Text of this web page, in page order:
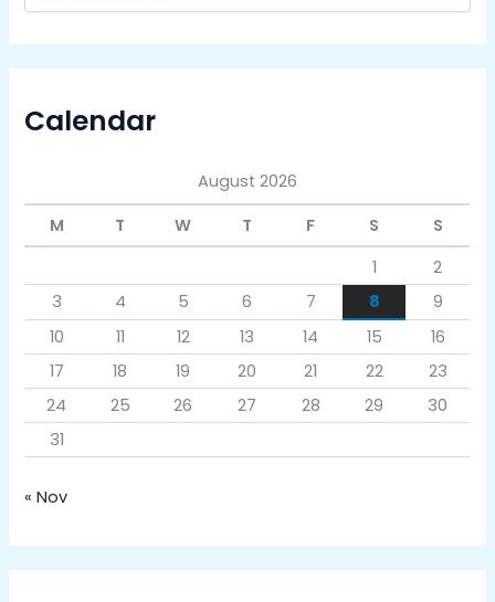
Calendar
August 2026
M
T W T F S
S
1
2
3
4 5 6 7 8
9
10
11 12 13 14 15
16
17
18 19 20 21 22
23
24
25 26 27 28 29
30
31
« Nov